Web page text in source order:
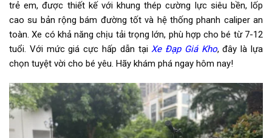
Đùi đĩa Hợp kim thép, Bi côn
Dĩa 1 tầng
Sên (xích) NSXKCB
Kích thước 20 Inch
trẻ em, được thiết kế với khung thép cường lực siêu bền, lốp
cao su bản rộng bám đường tốt và hệ thống phanh caliper an
toàn. Xe có khả năng chịu tải trọng lớn, phù hợp cho bé từ 7-12
tuổi. Với mức giá cực hấp dẫn tạiXe Đạp Giá Kho, đây là lựa
chọn tuyệt vời cho bé yêu. Hãy khám phá ngay hôm nay!